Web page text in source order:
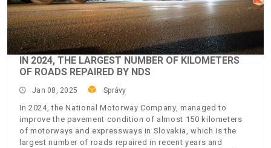
IN 2024, THE LARGEST NUMBER OF KILOMETERS
OF ROADS REPAIRED BY NDS
Jan 08, 2025 Správy
In 2024, the National Motorway Company, managed to
improve the pavement condition of almost 150 kilometers
of motorways and expressways in Slovakia, which is the
largest number of roads repaired in recent years and